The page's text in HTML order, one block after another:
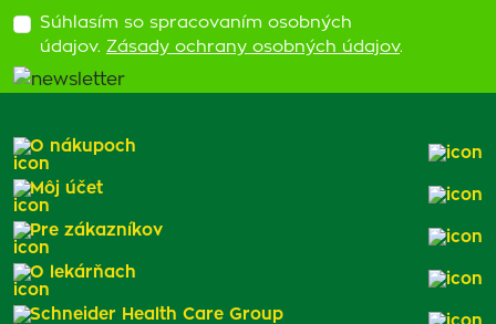
Súhlasím so spracovaním osobných
údajov. Zásady ochrany osobných údajov.
O nákupoch
Môj účet
Pre zákazníkov
O lekárňach
Schneider Health Care Group